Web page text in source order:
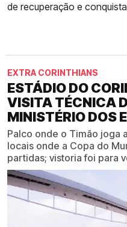
de recuperação e
EXTRA CORINTHIANS
ESTÁDIO DO
VISITA TÉCNICA
MINISTÉRIO DOS
Palco onde o Timão joga
locais onde a Copa do
partidas; vistoria foi para